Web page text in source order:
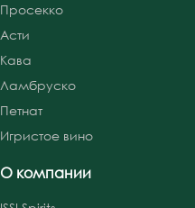
Просекко
Асти
Кава
Ламбруско
Петнат
Игристое вино
О компании